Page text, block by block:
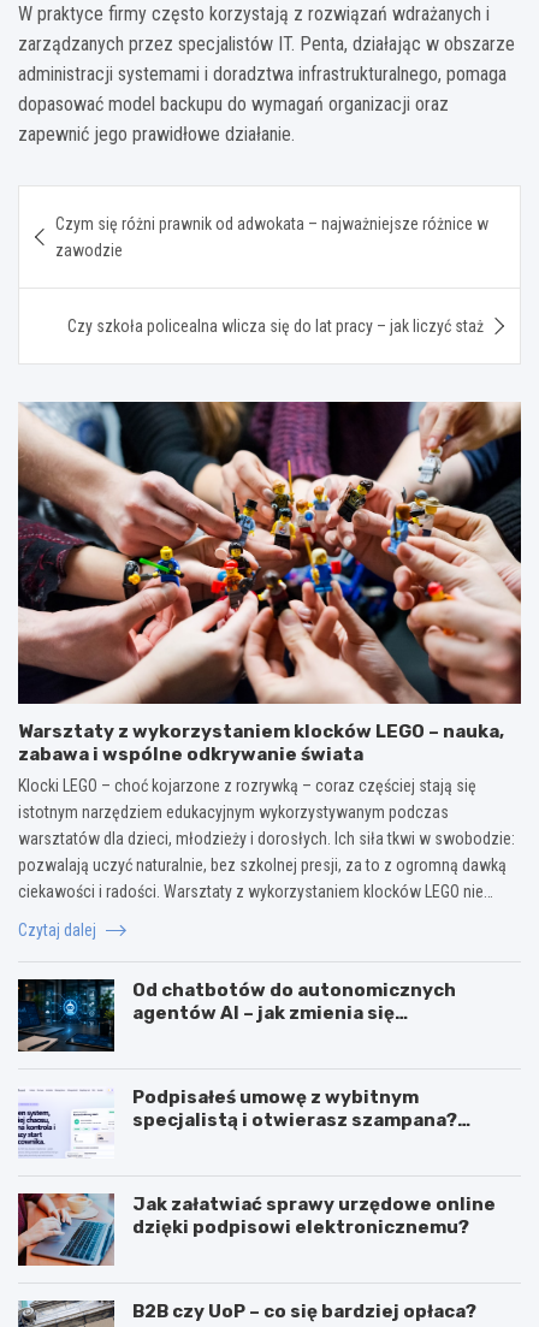
W praktyce firmy często korzystają z rozwiązań wdrażanych i
zarządzanych przez specjalistów IT. Penta, działając w obszarze
administracji systemami i doradztwa infrastrukturalnego, pomaga
dopasować model backupu do wymagań organizacji oraz
zapewnić jego prawidłowe działanie.
wpisu
Czym się różni prawnik od adwokata – najważniejsze różnice w
zawodzie
Czy szkoła policealna wlicza się do lat pracy – jak liczyć staż
Warsztaty z wykorzystaniem klocków LEGO – nauka,
zabawa i wspólne odkrywanie świata
Klocki LEGO – choć kojarzone z rozrywką – coraz częściej stają się
istotnym narzędziem edukacyjnym wykorzystywanym podczas
warsztatów dla dzieci, młodzieży i dorosłych. Ich siła tkwi w swobodzie:
pozwalają uczyć naturalnie, bez szkolnej presji, za to z ogromną dawką
ciekawości i radości. Warsztaty z wykorzystaniem klocków LEGO nie…
Czytaj dalej
Od chatbotów do autonomicznych
agentów AI – jak zmienia się
Podpisałeś umowę z wybitnym
specjalistą i otwierasz szampana?
Jak załatwiać sprawy urzędowe online
dzięki podpisowi elektronicznemu?
B2B czy UoP – co się bardziej opłaca?